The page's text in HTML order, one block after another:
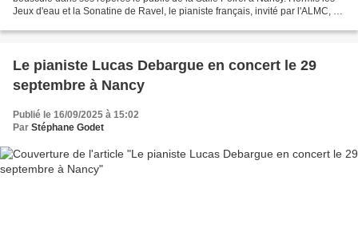
Jeux d'eau et la Sonatine de Ravel, le pianiste français, invité par l'ALMC, a
Le pianiste Lucas Debargue en concert le 29
septembre à Nancy
Publié le 16/09/2025 à 15:02
Par Stéphane Godet